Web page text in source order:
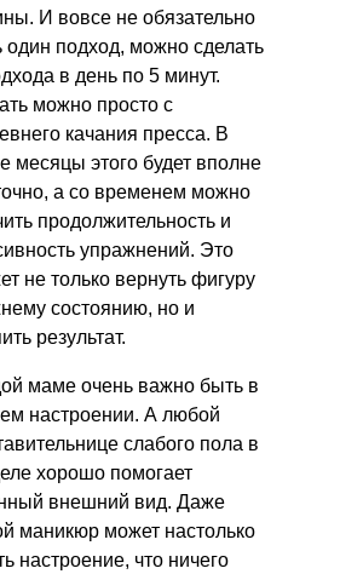
И вовсе не обязательно
один подход, можно сделать
в день по 5 минут.
можно просто с
качания пресса. В
месяцы этого будет вполне
а со временем можно
продолжительность и
упражнений. Это
не только вернуть фигуру
состоянию, но и
результат.
маме очень важно быть в
настроении. А любой
слабого пола в
хорошо помогает
внешний вид. Даже
маникюр может настолько
настроение, что ничего